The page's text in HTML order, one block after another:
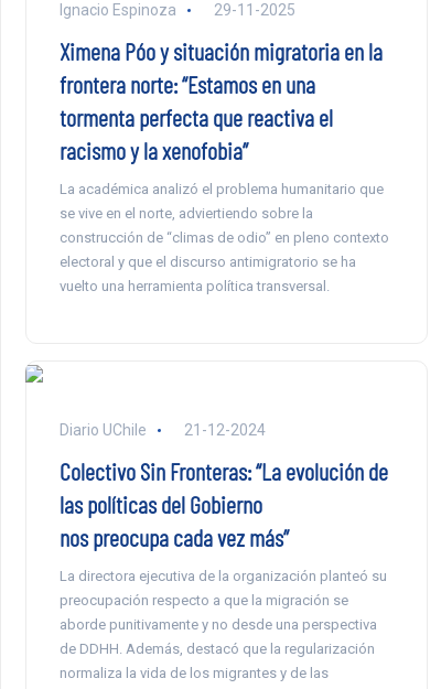
Ignacio Espinoza 29-11-2025
Ximena Póo y situación migratoria en la
frontera norte: “Estamos en una
tormenta perfecta que reactiva el
racismo y la xenofobia”
La académica analizó el problema humanitario que
se vive en el norte, adviertiendo sobre la
construcción de “climas de odio” en pleno contexto
electoral y que el discurso antimigratorio se ha
vuelto una herramienta política transversal.
Diario UChile 21-12-2024
Colectivo Sin Fronteras: “La evolución de
las políticas del Gobierno
nos preocupa cada vez más”
La directora ejecutiva de la organización planteó su
preocupación respecto a que la migración se
aborde punitivamente y no desde una perspectiva
de DDHH. Además, destacó que la regularización
normaliza la vida de los migrantes y de las